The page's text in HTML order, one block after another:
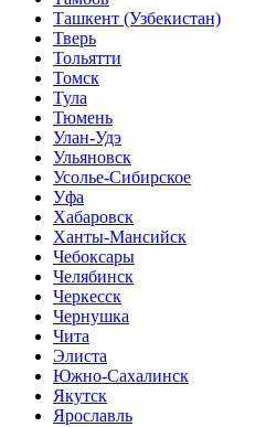
Ташкент (Узбекистан)
Тверь
Тольятти
Томск
Тула
Тюмень
Улан-Удэ
Ульяновск
Усолье-Сибирское
Уфа
Хабаровск
Ханты-Мансийск
Чебоксары
Челябинск
Черкесск
Чернушка
Чита
Элиста
Южно-Сахалинск
Якутск
Ярославль